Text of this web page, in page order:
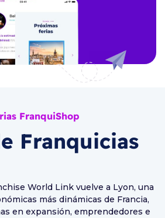
FranquiShop
Franquicias
World Link vuelve a Lyon, una
más dinámicas de Francia,
en expansión, emprendedores e